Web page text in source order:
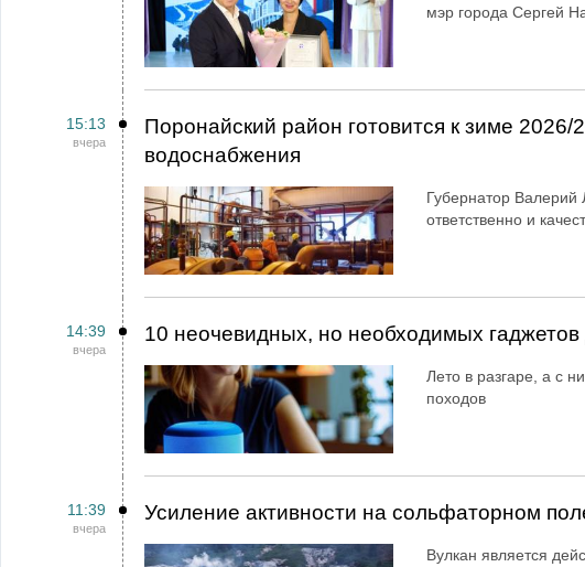
мэр города Сергей
15:13
вчера
Поронайский район готовится к зиме
водоснабжения
Губернатор Валерий
ответственно и
14:39
вчера
10 неочевидных, но необходимых
Лето в разгаре, а с
походов
11:39
вчера
Усиление активности на сольфаторном
Вулкан является